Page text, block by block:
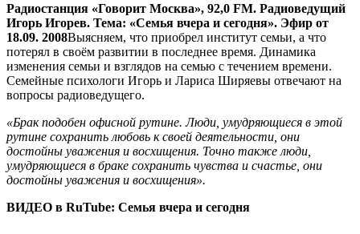
Радиостанция «Говорит Москва», 92,0 FM. Радиоведущий
Игорь Игорев. Тема: «Семья вчера и сегодня». Эфир от
18.09. 2008Выясняем, что приобрел институт семьи, а что
потерял в своём развитии в последнее время. Динамика
изменения семьи и взглядов на семью с течением времени.
Семейные психологи Игорь и Лариса Ширяевы отвечают на
вопросы радиоведущего.
«Брак подобен офисной рутине. Люди, умудряющиеся в этой
рутине сохранить любовь к своей деятельности, они
достойны уважения и восхищения. Точно также люди,
умудряющиеся в браке сохранить чувства и счастье, они
достойны уважения и восхищения».
ВИДЕО в RuTube: Семья вчера и сегодня